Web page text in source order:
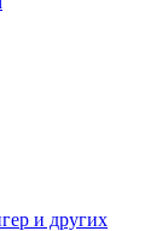
и других